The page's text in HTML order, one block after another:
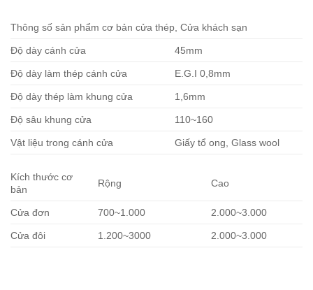
Thông số sản phẩm cơ bản cửa thép, Cửa khách sạn
Độ dày cánh cửa 45mm
Độ dày làm thép cánh cửa E.G.I 0,8mm
Độ dày thép làm khung cửa 1,6mm
Độ sâu khung cửa 110~160
Vật liệu trong cánh cửa Giấy tổ ong, Glass wool
Kích thước cơ
bản
Rộng Cao
Cửa đơn 700~1.000 2.000~3.000
Cửa đôi 1.200~3000 2.000~3.000